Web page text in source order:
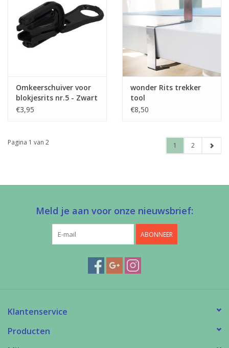
Omkeerschuiver voor
blokjesrits nr.5 - Zwart
€3,95
wonder Rits trekker
tool
€8,50
Pagina 1 van 2 1 2
Meld je aan voor onze nieuwsbrief:
ABONNEER
Klantenservice
Producten